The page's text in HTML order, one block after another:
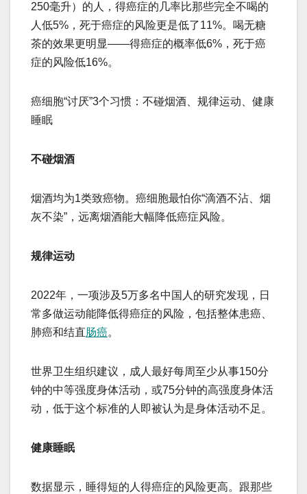
250毫升）的人，得癌症的几率比那些完全不喝的
人低5%，死于癌症的风险更是低了11%。喝无糖
茶的效果更明显——得癌症的概率低6%，死于癌
症的风险低16%。
癌细胞“讨厌”3个习惯：不碰烟酒、规律运动、健康
睡眠
不碰烟酒
烟酒均为1类致癌物。癌细胞最怕你“滴酒不沾、烟
灰不染”，远离烟酒能大幅降低癌症风险。
规律运动
2022年，一项涉及5万多名中国人的研究发现，日
常多做运动能降低得癌症的风险，包括整体患癌、
肺癌和结直肠癌。
世界卫生组织建议，成人最好每周至少从事150分
钟的中等强度身体活动，或75分钟的高强度身体活
动，低于这个标准的人即被认为是身体活动不足。
健康睡眠
数据显示，睡得短的人得癌症的风险更高。跟那些